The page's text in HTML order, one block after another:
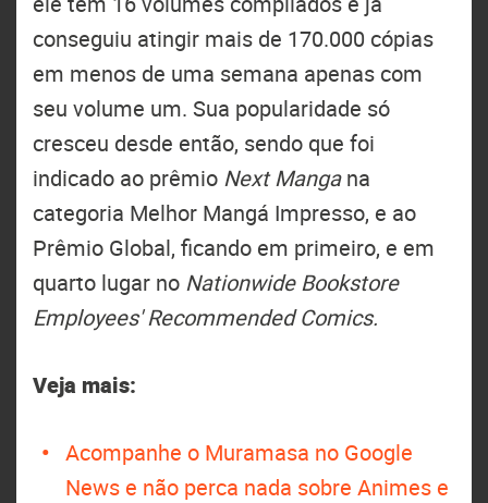
conseguiu atingir mais de 170.000 cópias
em menos de uma semana apenas com
seu volume um. Sua popularidade só
cresceu desde então, sendo que foi
indicado ao prêmio Next Mangana
categoria Melhor Mangá Impresso, e ao
Prêmio Global, ficando em primeiro, e em
quarto lugar no Nationwide Bookstore
Employees' Recommended Comics.
Veja mais:
Acompanhe o Muramasa no Google
News e não perca nada sobre Animes e